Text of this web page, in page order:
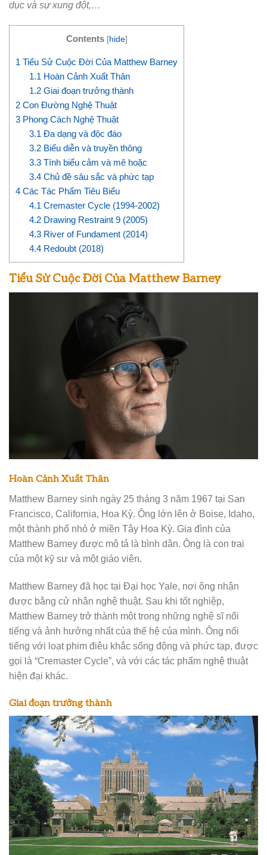
dục và sự xung đột,…
Contents [hide]
1 Tiểu Sử Cuộc Đời Của Matthew Barney
1.1 Hoàn Cảnh Xuất Thân
1.2 Giai đoạn trưởng thành
2 Con Đường Nghệ Thuật
3 Phong Cách Nghệ Thuật
3.1 Đa dạng và độc đáo
3.2 Biểu diễn và truyền thông
3.3 Tính biểu cảm và mê hoặc
3.4 Chủ đề sâu sắc và phức tạp
4 Các Tác Phẩm Tiêu Biểu
4.1 Cremaster Cycle (1994-2002)
4.2 Drawing Restraint 9 (2005)
4.3 River of Fundament (2014)
4.4 Redoubt (2018)
Tiểu Sử Cuộc Đời Của Matthew Barney
Hoàn Cảnh Xuất Thân
Matthew Barney sinh ngày 25 tháng 3 năm 1967 tại San
Francisco, California, Hoa Kỳ. Ông lớn lên ở Boise, Idaho,
một thành phố nhỏ ở miền Tây Hoa Kỳ. Gia đình của
Matthew Barney được mô tả là bình dân. Ông là con trai
của một kỹ sư và một giáo viên.
Matthew Barney đã học tại Đại học Yale, nơi ông nhận
được bằng cử nhân nghệ thuật. Sau khi tốt nghiệp,
Matthew Barney trở thành một trong những nghệ sĩ nổi
tiếng và ảnh hưởng nhất của thế hệ của mình. Ông nổi
tiếng với loạt phim điêu khắc sống động và phức tạp, được
gọi là “Cremaster Cycle”, và với các tác phẩm nghệ thuật
hiện đại khác.
Giai đoạn trưởng thành